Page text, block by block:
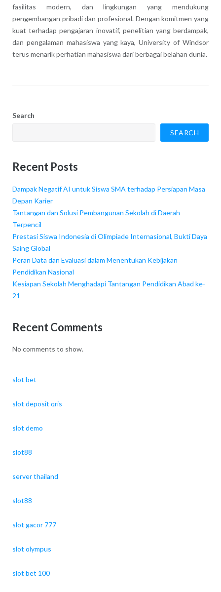
fasilitas modern, dan lingkungan yang mendukung
pengembangan pribadi dan profesional. Dengan komitmen yang
kuat terhadap pengajaran inovatif, penelitian yang berdampak,
dan pengalaman mahasiswa yang kaya, University of Windsor
terus menarik perhatian mahasiswa dari berbagai belahan dunia.
Search
SEARCH
Recent Posts
Dampak Negatif AI untuk Siswa SMA terhadap Persiapan Masa
Depan Karier
Tantangan dan Solusi Pembangunan Sekolah di Daerah
Terpencil
Prestasi Siswa Indonesia di Olimpiade Internasional, Bukti Daya
Saing Global
Peran Data dan Evaluasi dalam Menentukan Kebijakan
Pendidikan Nasional
Kesiapan Sekolah Menghadapi Tantangan Pendidikan Abad ke-
21
Recent Comments
No comments to show.
slot bet
slot deposit qris
slot demo
slot88
server thailand
slot88
slot gacor 777
slot olympus
slot bet 100